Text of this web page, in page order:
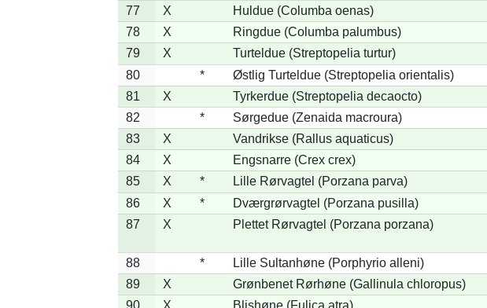
77
X
Huldue (Columba oenas)
78
X
Ringdue (Columba palumbus)
79
X Turteldue (Streptopelia turtur)
80
*
Østlig Turteldue (Streptopelia orientalis)
81
X
Tyrkerdue (Streptopelia decaocto)
82
*
Sørgedue (Zenaida macroura)
83
X
Vandrikse (Rallus aquaticus)
84
X Engsnarre (Crex crex)
85
X * Lille Rørvagtel (Porzana parva)
86
X * Dværgrørvagtel (Porzana pusilla)
87
X Plettet Rørvagtel (Porzana porzana)
88
*
Lille Sultanhøne (Porphyrio alleni)
89
X
Grønbenet Rørhøne (Gallinula chloropus)
90
X
Blishøne (Fulica atra)